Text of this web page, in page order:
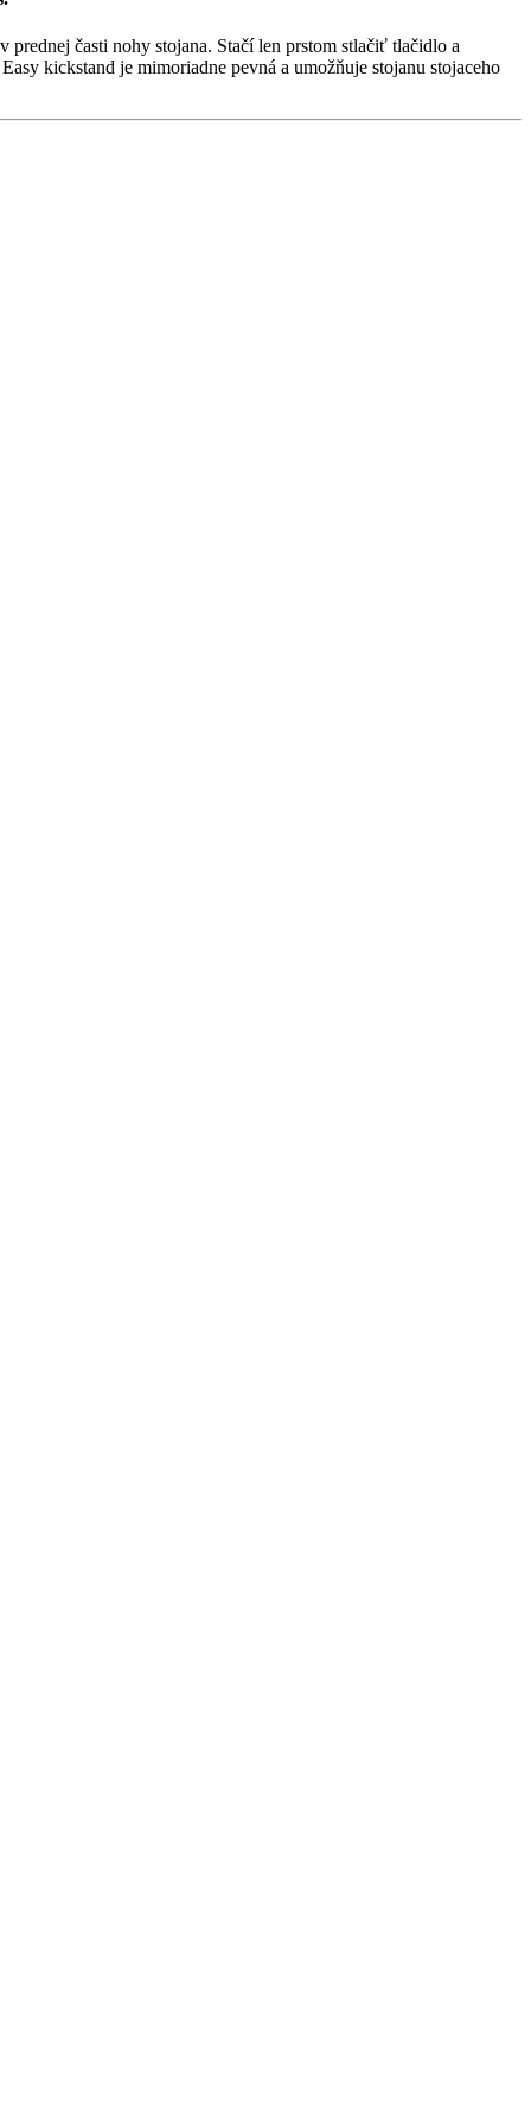
časti nohy stojana. Stačí len prstom stlačiť tlačidlo a
kickstand je mimoriadne pevná a umožňuje stojanu stojaceho